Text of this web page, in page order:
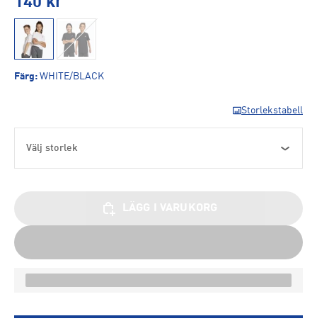
Färg: WHITE/BLACK
Storlekstabell
Välj storlek